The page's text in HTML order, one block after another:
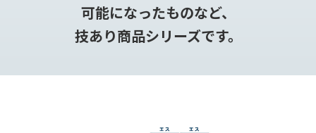
可能になったものなど、
技あり商品シリーズです。